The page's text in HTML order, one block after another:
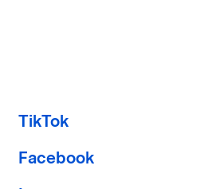
TikTok
Facebook